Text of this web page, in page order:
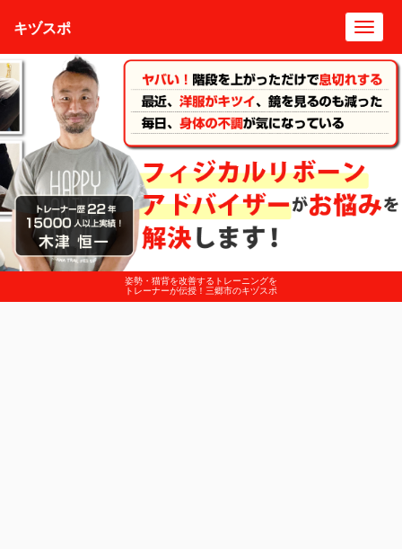
姿勢・猫背を改善するトレーニングを
トレーナーが伝授！三郷市のキヅスポ
キヅスポ